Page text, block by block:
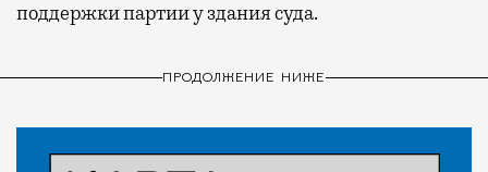
поддержки партии у здания суда.
ПРОДОЛЖЕНИЕ НИЖЕ